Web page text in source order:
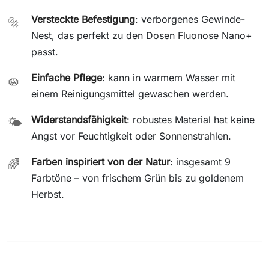
🔩 Versteckte Befestigung: verborgenes Gewinde-
Nest, das perfekt zu den Dosen Fluonose Nano+
passt.
🧽 Einfache Pflege: kann in warmem Wasser mit
einem Reinigungsmittel gewaschen werden.
🌤️ Widerstandsfähigkeit: robustes Material hat keine
Angst vor Feuchtigkeit oder Sonnenstrahlen.
🌈 Farben inspiriert von der Natur: insgesamt 9
Farbtöne – von frischem Grün bis zu goldenem
Herbst.